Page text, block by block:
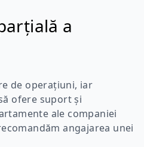
a
de operațiuni, iar
ofere suport și
ale companiei
angajarea unei